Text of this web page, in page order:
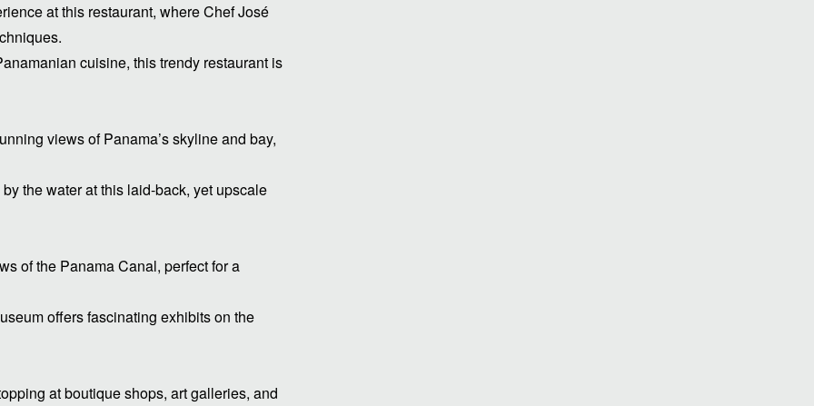
at this restaurant, where Chef José
cuisine, this trendy restaurant is
views of Panama’s skyline and bay,
the water at this laid-back, yet upscale
of the Panama Canal, perfect for a
offers fascinating exhibits on the
at boutique shops, art galleries, and